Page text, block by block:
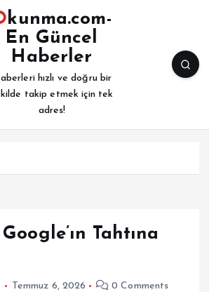
En Güncel
Haberler
hızlı ve doğru bir
takip etmek için tek
adres!
Tahtına
Temmuz 6, 2026 0 Comments